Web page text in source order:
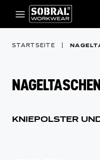
Zum Inhalt springen
STARTSEITE
KNIEPOLSTER